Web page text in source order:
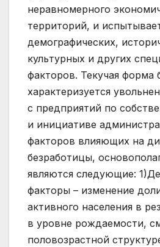
неравномерного
территорий, и
демографических,
культурных и других
факторов. Текучая форма
характеризуется
с предприятий по
и инициативе
факторов влияющих на
безработицы,
являются следующие:
факторы – изменение
активного населения в
в уровне рождаемости,
половозрастной